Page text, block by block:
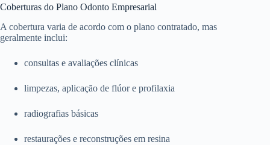
Coberturas do Plano Odonto Empresarial
A cobertura varia de acordo com o plano contratado, mas
geralmente inclui:
consultas e avaliações clínicas
limpezas, aplicação de flúor e profilaxia
radiografias básicas
restaurações e reconstruções em resina